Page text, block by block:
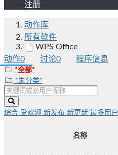
注册
动作库
所有软件
WPS Office
动作0 讨论0 程序信息
*全部*
*未分类*
综合 受欢迎 新发布 新更新 最多用户
名称